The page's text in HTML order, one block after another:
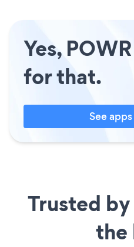
Yes,
for that.
See
Trusted
the